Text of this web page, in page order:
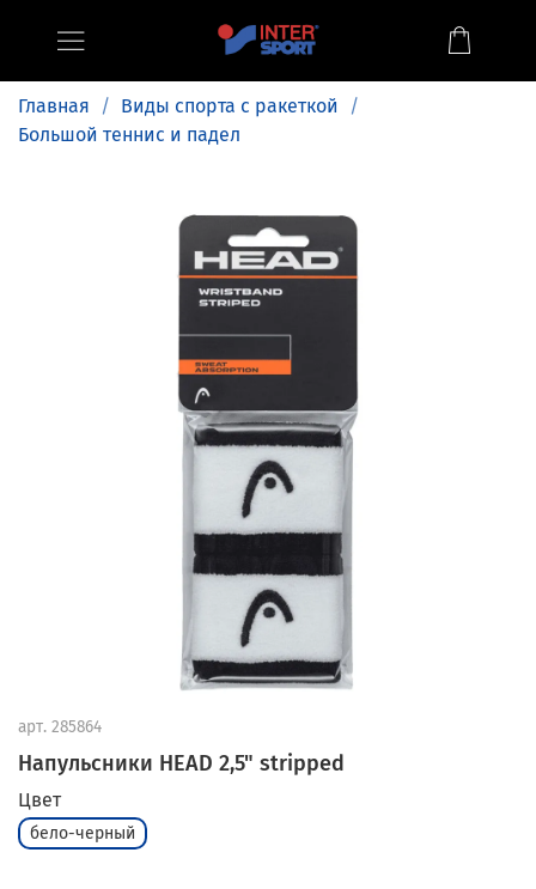
Главная
Виды спорта с ракеткой
Большой теннис и падел
арт. 285864
Напульсники HEAD 2,5" stripped
Цвет
бело-черный